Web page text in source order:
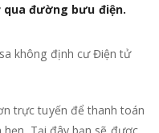
qua đường bưu điện.
không định cư Điện tử
trực tuyến để thanh toán